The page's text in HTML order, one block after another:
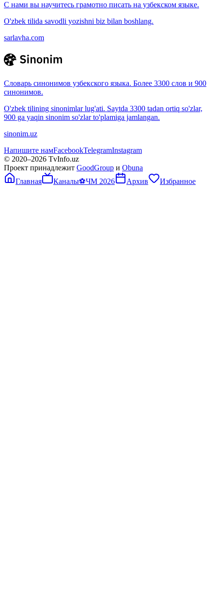
С нами вы научитесь грамотно писать на узбекском языке.
O'zbek tilida savodli yozishni biz bilan boshlang.
sarlavha.com
Словарь синонимов узбекского языка. Более 3300 слов и 900
синонимов.
O'zbek tilining sinonimlar lug'ati. Saytda 3300 tadan ortiq so'zlar,
900 ga yaqin sinonim so'zlar to'plamiga jamlangan.
sinonim.uz
Напишите намFacebookTelegramInstagram
© 2020–2026 TvInfo.uz
Проект принадлежит GoodGroup и Obuna
Главная
Каналы⚽ЧМ 2026 Архив Избранное